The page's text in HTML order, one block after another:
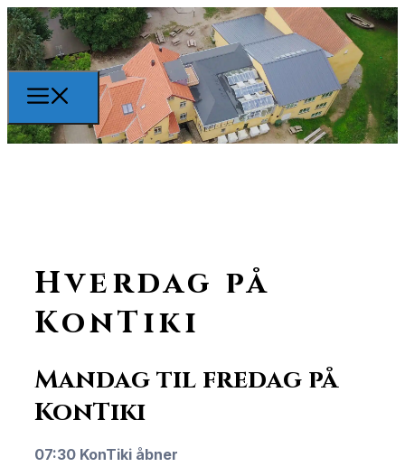
Hverdag på
KonTiki
Mandag til fredag på
KonTiki
07:30 KonTiki åbner